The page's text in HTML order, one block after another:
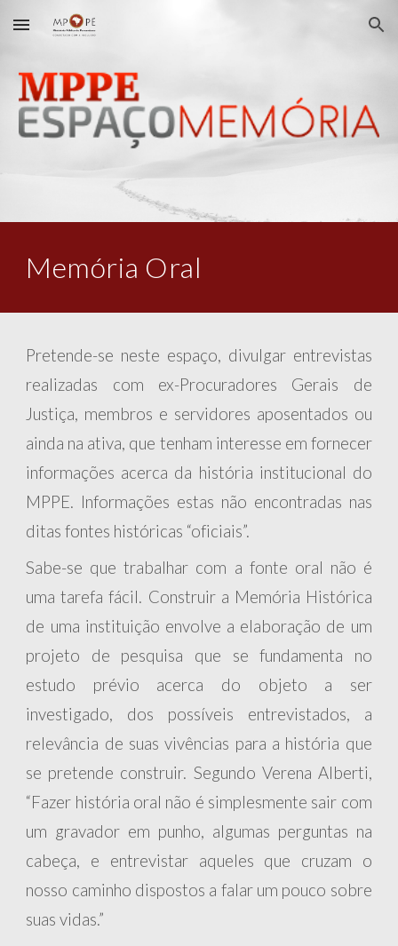
Skip to main content Skip to navigation
Memória Oral
Pretende-se neste espaço, divulgar entrevistas
realizadas com ex-Procuradores Gerais de
Justiça, membros e servidores aposentados ou
ainda na ativa, que tenham interesse em fornecer
informações acerca da história institucional do
MPPE. Informações estas não encontradas nas
ditas fontes históricas “oficiais”.
Sabe-se que trabalhar com a fonte oral não é
uma tarefa fácil. Construir a Memória Histórica
de uma instituição envolve a elaboração de um
projeto de pesquisa que se fundamenta no
estudo prévio acerca do objeto a ser
investigado, dos possíveis entrevistados, a
relevância de suas vivências para a história que
se pretende construir. Segundo Verena Alberti,
“Fazer história oral não é simplesmente sair com
um gravador em punho, algumas perguntas na
cabeça, e entrevistar aqueles que cruzam o
nosso caminho dispostos a falar um pouco sobre
suas vidas.”